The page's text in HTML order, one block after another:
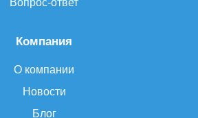
Компания
О компании
Новости
Блог
Вопрос-ответ